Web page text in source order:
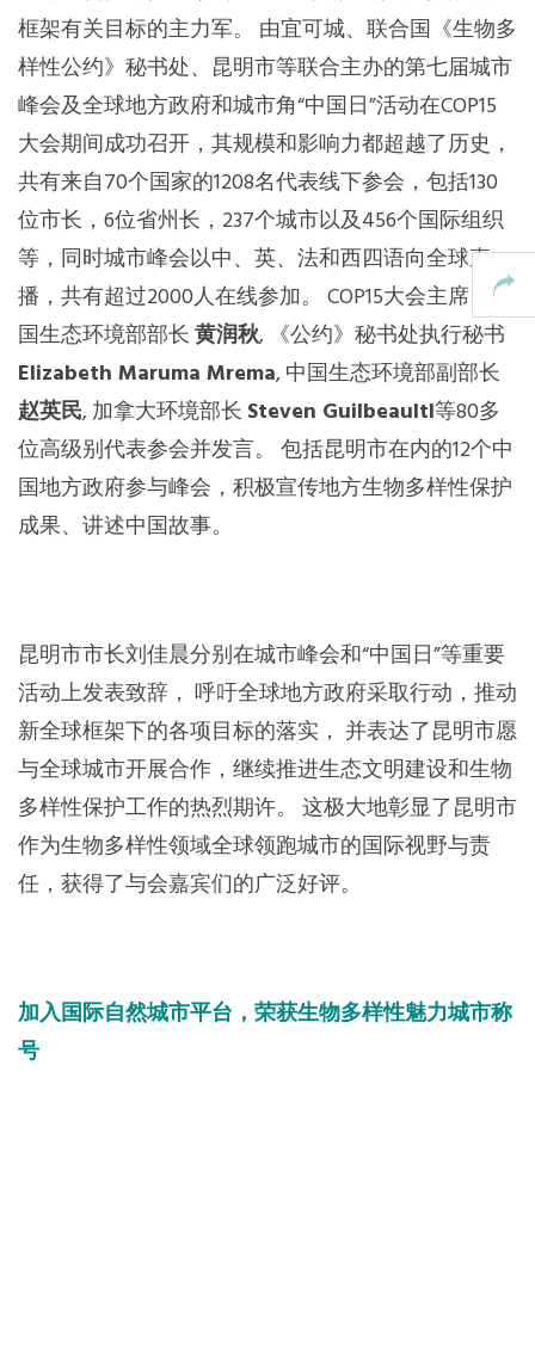
框架有关目标的主力军。 由宜可城、联合国《生物多
样性公约》秘书处、昆明市等联合主办的第七届城市
峰会及全球地方政府和城市角“中国日”活动在COP15
大会期间成功召开，其规模和影响力都超越了历史，
共有来自70个国家的1208名代表线下参会，包括130
位市长，6位省州长，237个城市以及456个国际组织
等，同时城市峰会以中、英、法和西四语向全球直
播，共有超过2000人在线参加。 COP15大会主席、中
国生态环境部部长黄润秋, 《公约》秘书处执行秘书
Elizabeth Maruma Mrema, 中国生态环境部副部长
赵英民, 加拿大环境部长 Steven Guilbeaultl等80多
位高级别代表参会并发言。 包括昆明市在内的12个中
国地方政府参与峰会，积极宣传地方生物多样性保护
成果、讲述中国故事。
昆明市市长刘佳晨分别在城市峰会和“中国日”等重要
活动上发表致辞， 呼吁全球地方政府采取行动，推动
新全球框架下的各项目标的落实， 并表达了昆明市愿
与全球城市开展合作，继续推进生态文明建设和生物
多样性保护工作的热烈期许。 这极大地彰显了昆明市
作为生物多样性领域全球领跑城市的国际视野与责
任，获得了与会嘉宾们的广泛好评。
加入国际自然城市平台，荣获生物多样性魅力城市称
号